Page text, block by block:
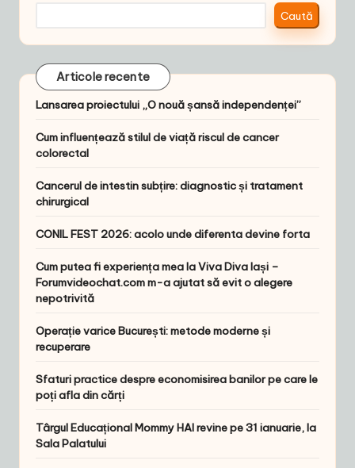
Caută
Articole recente
Lansarea proiectului „O nouă șansă independenței”
Cum influențează stilul de viață riscul de cancer
colorectal
Cancerul de intestin subțire: diagnostic și tratament
chirurgical
CONIL FEST 2026: acolo unde diferenta devine forta
Cum putea fi experiența mea la Viva Diva Iași –
Forumvideochat.com m-a ajutat să evit o alegere
nepotrivită
Operație varice București: metode moderne și
recuperare
Sfaturi practice despre economisirea banilor pe care le
poți afla din cărți
Târgul Educațional Mommy HAI revine pe 31 ianuarie, la
Sala Palatului